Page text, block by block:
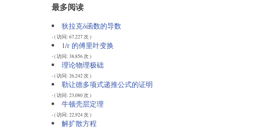
最多阅读
狄拉克δ函数的导数
- ( 访问: 67,227 次 )
1/r 的傅里叶变换
- ( 访问: 38,856 次 )
理论物理极础
- ( 访问: 26,242 次 )
勒让德多项式递推公式的证明
- ( 访问: 23,080 次 )
牛顿壳层定理
- ( 访问: 22,924 次 )
解扩散方程